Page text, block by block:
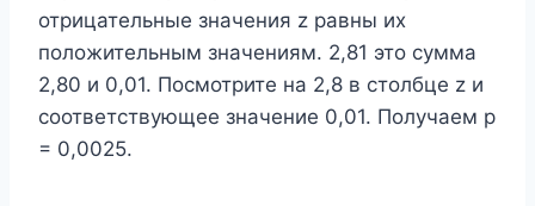
отрицательные значения z равны их
положительным значениям. 2,81 это сумма
2,80 и 0,01. Посмотрите на 2,8 в столбце z и
соответствующее значение 0,01. Получаем р
= 0,0025.